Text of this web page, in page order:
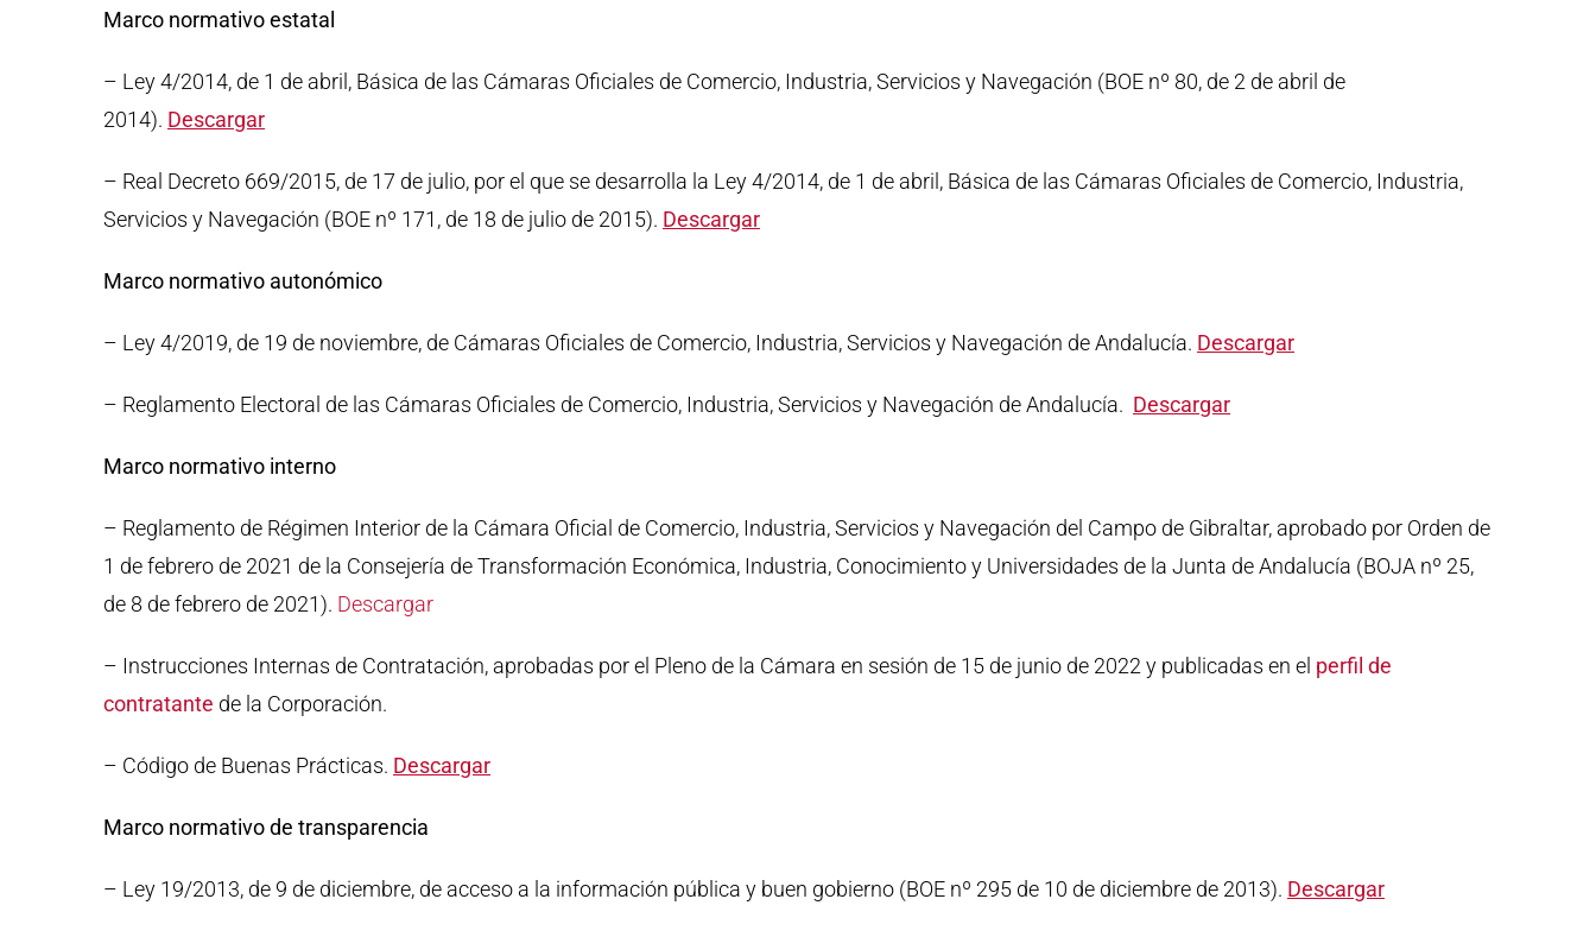
Marco normativo estatal
– Ley 4/2014, de 1 de abril, Básica de las Cámaras Oficiales de Comercio, Industria, Servicios y Navegación (BOE nº 80, de 2 de abril de
2014). Descargar
– Real Decreto 669/2015, de 17 de julio, por el que se desarrolla la Ley 4/2014, de 1 de abril, Básica de las Cámaras Oficiales de Comercio, Industria,
Servicios y Navegación (BOE nº 171, de 18 de julio de 2015). Descargar
Marco normativo autonómico
– Ley 4/2019, de 19 de noviembre, de Cámaras Oficiales de Comercio, Industria, Servicios y Navegación de Andalucía. Descargar
– Reglamento Electoral de las Cámaras Oficiales de Comercio, Industria, Servicios y Navegación de Andalucía. Descargar
Marco normativo interno
– Reglamento de Régimen Interior de la Cámara Oficial de Comercio, Industria, Servicios y Navegación del Campo de Gibraltar, aprobado por Orden de
1 de febrero de 2021 de la Consejería de Transformación Económica, Industria, Conocimiento y Universidades de la Junta de Andalucía (BOJA nº 25,
de 8 de febrero de 2021). Descargar
– Instrucciones Internas de Contratación, aprobadas por el Pleno de la Cámara en sesión de 15 de junio de 2022 y publicadas en el perfil de
contratante de la Corporación.
– Código de Buenas Prácticas. Descargar
Marco normativo de transparencia
– Ley 19/2013, de 9 de diciembre, de acceso a la información pública y buen gobierno (BOE nº 295 de 10 de diciembre de 2013). Descargar